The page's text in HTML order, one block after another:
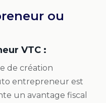
ou
VTC :
de création
entrepreneur est
un avantage fiscal